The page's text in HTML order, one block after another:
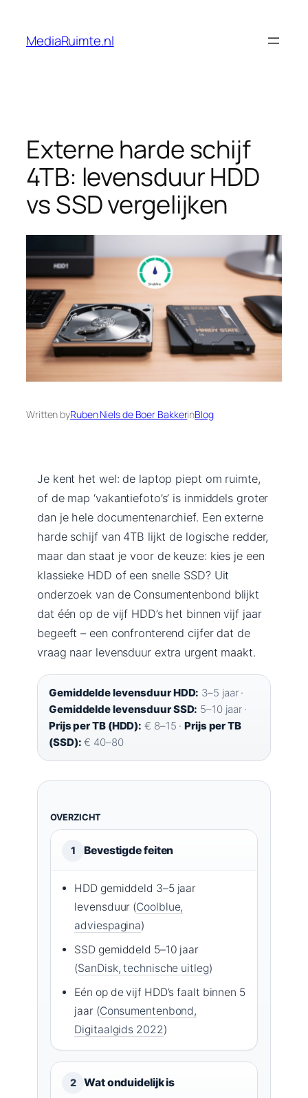
content
MediaRuimte.nl
Externe harde schijf
4TB: levensduur HDD
vs SSD vergelijken
Written byRuben Niels de Boer BakkerinBlog
Je kent het wel: de laptop piept om ruimte,
of de map ‘vakantiefoto’s’ is inmiddels groter
dan je hele documentenarchief. Een externe
harde schijf van 4TB lijkt de logische redder,
maar dan staat je voor de keuze: kies je een
klassieke HDD of een snelle SSD? Uit
onderzoek van de Consumentenbond blijkt
dat één op de vijf HDD’s het binnen vijf jaar
begeeft – een confronterend cijfer dat de
vraag naar levensduur extra urgent maakt.
Gemiddelde levensduur HDD: 3–5 jaar ·
Gemiddelde levensduur SSD: 5–10 jaar ·
Prijs per TB (HDD): € 8–15 ·Prijs per TB
(SSD): € 40–80
OVERZICHT
1 Bevestigde feiten
HDD gemiddeld 3–5 jaar
levensduur (Coolblue,
adviespagina)
SSD gemiddeld 5–10 jaar
(SanDisk, technische uitleg)
Eén op de vijf HDD’s faalt binnen 5
jaar (Consumentenbond,
Digitaalgids 2022)
2 Wat onduidelijk is